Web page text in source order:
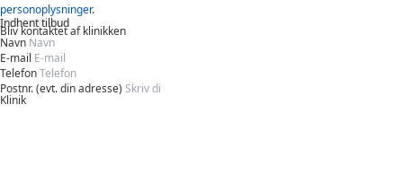
personoplysninger.
Indhent tilbud
Bliv kontaktet af klinikken
Navn
E-mail
Telefon
Postnr. (evt. din adresse)
Klinik